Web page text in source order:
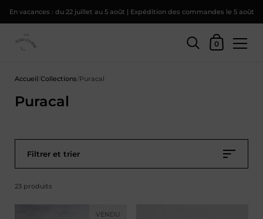
En vacances : du 22 juillet au 5 août | Expédition des commandes le 5 août
Panier d'achat
0
Accueil/Collections/Puracal
Puracal
Filtrer et trier
23 produits
VENDU